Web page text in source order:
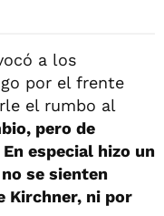
a los
por el frente
el rumbo al
pero de
especial hizo un
se sienten
Kirchner, ni por